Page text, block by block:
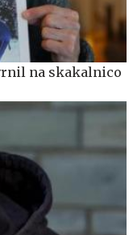
na skakalnico